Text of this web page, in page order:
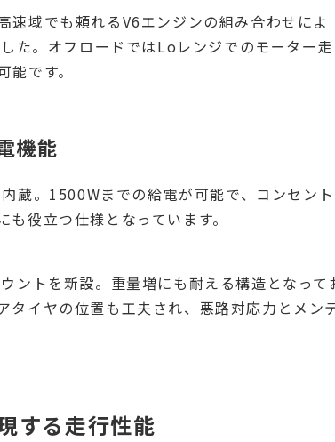
域でも頼れるV6エンジンの組み合わせによ
た。オフロードではLoレンジでのモーター走
です。
機能
蔵。1500Wまでの給電が可能で、コンセント
役立つ仕様となっています。
ントを新設。重量増にも耐える構造となって
タイヤの位置も工夫され、悪路対応力とメン
る走行性能